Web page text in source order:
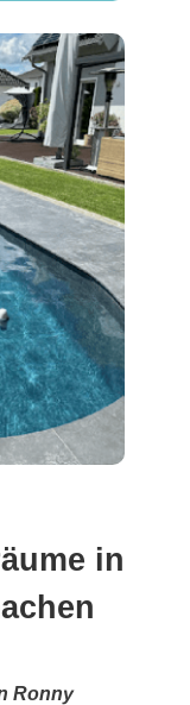
in
Ronny